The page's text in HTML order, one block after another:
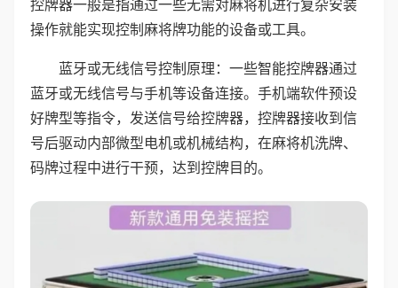
控牌器一般是指通过一些无需对麻将机进行复杂安装
操作就能实现控制麻将牌功能的设备或工具。
蓝牙或无线信号控制原理：一些智能控牌器通过
蓝牙或无线信号与手机等设备连接。手机端软件预设
好牌型等指令，发送信号给控牌器，控牌器接收到信
号后驱动内部微型电机或机械结构，在麻将机洗牌、
码牌过程中进行干预，达到控牌目的。